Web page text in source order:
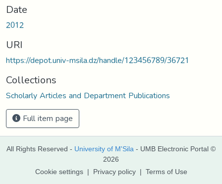
Date
2012
URI
https://depot.univ-msila.dz/handle/123456789/36721
Collections
Scholarly Articles and Department Publications
Full item page
All Rights Reserved - University of M'Sila - UMB Electronic Portal ©
2026
Cookie settings | Privacy policy | Terms of Use